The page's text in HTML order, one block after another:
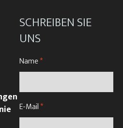
SCHREIBEN SIE
UNS
Name*
E-Mail*